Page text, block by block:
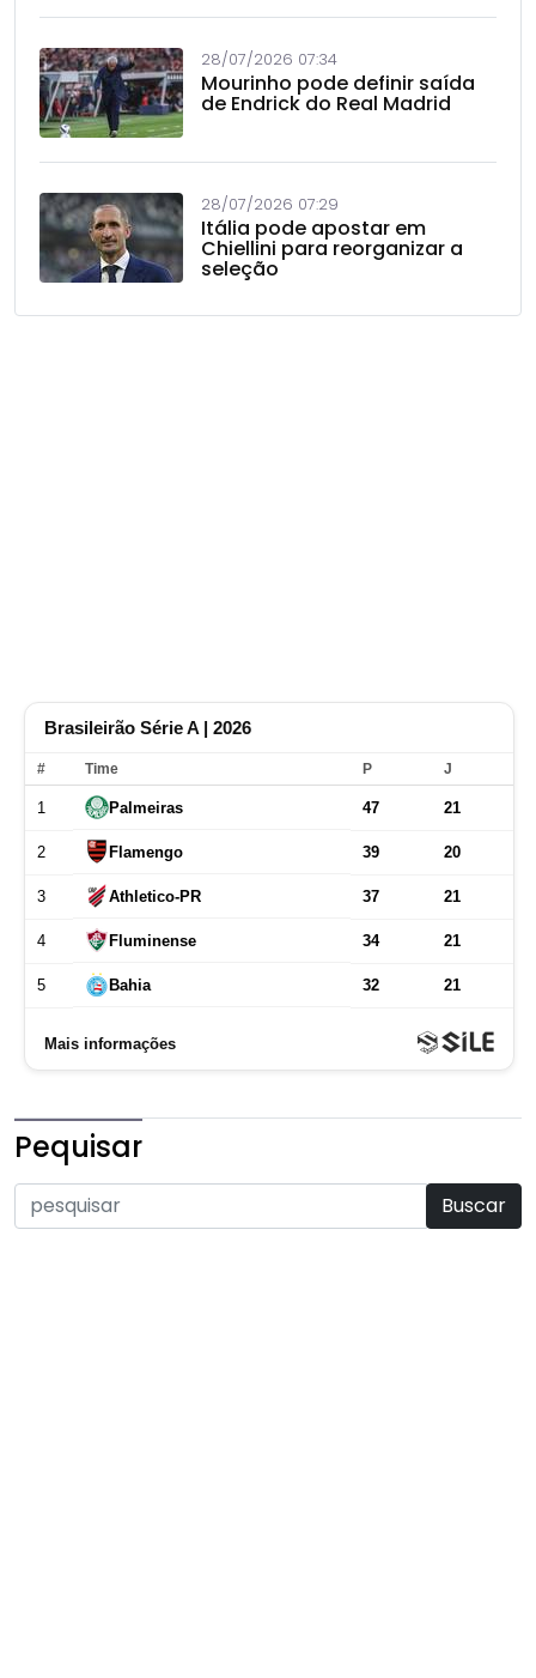
28/07/2026 07:34
Mourinho pode definir saída
de Endrick do Real Madrid
28/07/2026 07:29
Itália pode apostar em
Chiellini para reorganizar a
seleção
Pequisar